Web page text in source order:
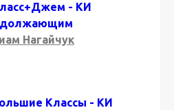
- КИ
Нагайчук
Классы - КИ